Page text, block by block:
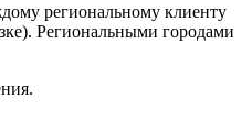
региональному клиенту
Региональными городами